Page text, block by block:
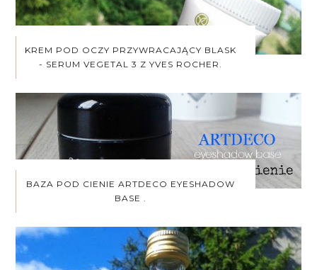
KREM POD OCZY PRZYWRACAJĄCY BLASK
- SERUM VEGETAL 3 Z YVES ROCHER.
BAZA POD CIENIE ARTDECO EYESHADOW
BASE .